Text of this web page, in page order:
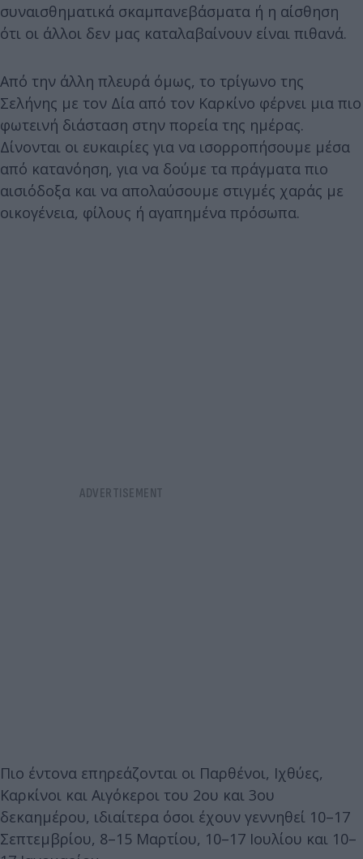
συναισθηματικά σκαμπανεβάσματα ή η αίσθηση
ότι οι άλλοι δεν μας καταλαβαίνουν είναι πιθανά.
Από την άλλη πλευρά όμως, το τρίγωνο της
Σελήνης με τον Δία από τον Καρκίνο φέρνει μια πιο
φωτεινή διάσταση στην πορεία της ημέρας.
Δίνονται οι ευκαιρίες για να ισορροπήσουμε μέσα
από κατανόηση, για να δούμε τα πράγματα πιο
αισιόδοξα και να απολαύσουμε στιγμές χαράς με
οικογένεια, φίλους ή αγαπημένα πρόσωπα.
Πιο έντονα επηρεάζονται οι Παρθένοι, Ιχθύες,
Καρκίνοι και Αιγόκεροι του 2ου και 3ου
δεκαημέρου, ιδιαίτερα όσοι έχουν γεννηθεί 10–17
Σεπτεμβρίου, 8–15 Μαρτίου, 10–17 Ιουλίου και 10–